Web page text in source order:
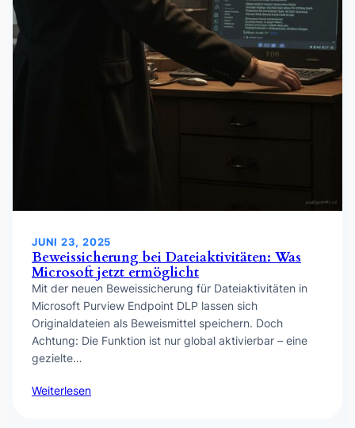
JUNI 23, 2025
Beweissicherung bei Dateiaktivitäten: Was
Microsoft jetzt ermöglicht
Mit der neuen Beweissicherung für Dateiaktivitäten in
Microsoft Purview Endpoint DLP lassen sich
Originaldateien als Beweismittel speichern. Doch
Achtung: Die Funktion ist nur global aktivierbar – eine
gezielte…
Weiterlesen